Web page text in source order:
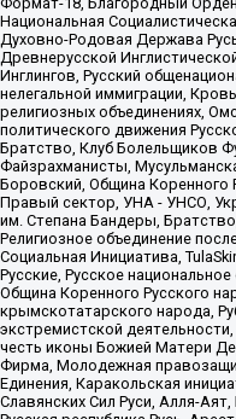
Национальная
Духовно-Родовая Держава
Древнерусской
Инглингов, Русский
нелегальной иммиграции,
религиозных объединениях,
политического движения
Братство, Клуб Болельщиков
Файзрахманисты,
Боровский, Община Коренного
Правый сектор, УНА - УНСО,
им. Степана Бандеры,
Религиозное объединение
Социальная Инициатива,
Русские, Русское
Община Коренного Русского
крымскотатарского народа,
экстремистской
честь иконы Божией Матери
Фирма, Молодежная
Единения, Каракольская
Славянских Сил Руси, Алля-